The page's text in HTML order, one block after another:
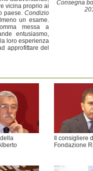
vicina proprio ai
paese. Condizio
un esame.
messa a
entusiasmo,
loro esperienza
approfittare del
Consegna
della
Il consigliere
Fondazione